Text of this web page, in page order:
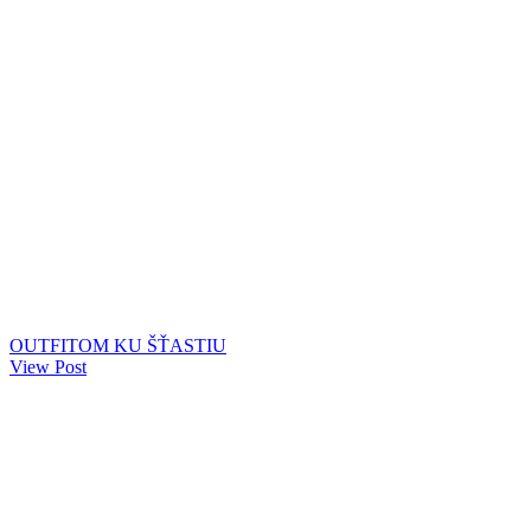
OUTFITOM KU ŠŤASTIU
View Post